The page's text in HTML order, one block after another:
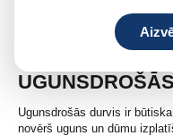
Ugunsdrošās durvis ir
novērš uguns un dūmu